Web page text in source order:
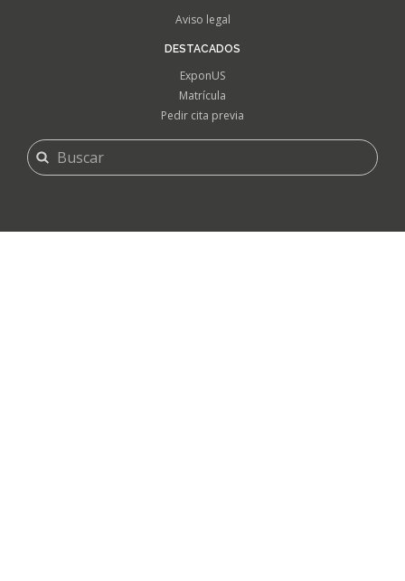
Aviso legal
DESTACADOS
ExponUS
Matrícula
Pedir cita previa
FORMULARIO
DE
BÚSQUEDA
Buscar